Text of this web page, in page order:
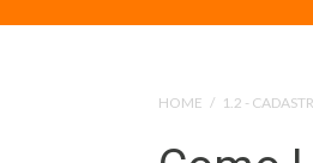
HOME / 1.2 -